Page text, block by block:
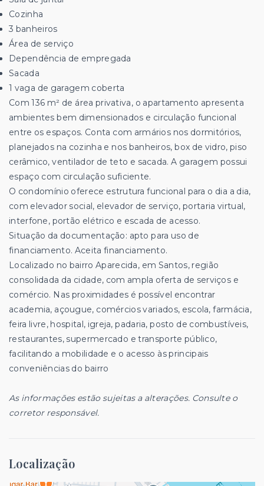
Cozinha
3 banheiros
Área de serviço
Dependência de empregada
Sacada
1 vaga de garagem coberta
Com 136 m² de área privativa, o apartamento apresenta
ambientes bem dimensionados e circulação funcional
entre os espaços. Conta com armários nos dormitórios,
planejados na cozinha e nos banheiros, box de vidro, piso
cerâmico, ventilador de teto e sacada. A garagem possui
espaço com circulação suficiente.
O condomínio oferece estrutura funcional para o dia a dia,
com elevador social, elevador de serviço, portaria virtual,
interfone, portão elétrico e escada de acesso.
Situação da documentação: apto para uso de
financiamento. Aceita financiamento.
Localizado no bairro Aparecida, em Santos, região
consolidada da cidade, com ampla oferta de serviços e
comércio. Nas proximidades é possível encontrar
academia, açougue, comércios variados, escola, farmácia,
feira livre, hospital, igreja, padaria, posto de combustíveis,
restaurantes, supermercado e transporte público,
facilitando a mobilidade e o acesso às principais
conveniências do bairro
As informações estão sujeitas a alterações. Consulte o
corretor responsável.
Localização